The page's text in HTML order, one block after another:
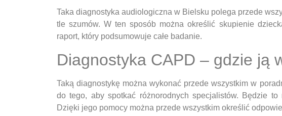
Taka diagnostyka audiologiczna w Bielsku polega przede
tle szumów. W ten sposób można określić skupienie
raport, który podsumowuje całe badanie.
Diagnostyka CAPD – gdzie ją
Taką diagnostykę można wykonać przede wszystkim w
do tego, aby spotkać różnorodnych specjalistów. Będzie
Dzięki jego pomocy można przede wszystkim określić